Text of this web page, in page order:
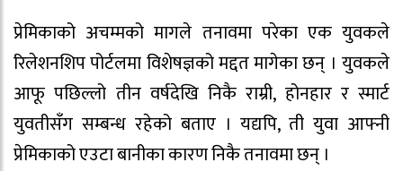
प्रेमिकाको अचम्मको मागले तनावमा परेका एक युवकले
रिलेशनशिप पोर्टलमा विशेषज्ञको मद्दत मागेका छन् । युवकले
आफू पछिल्लो तीन वर्षदेखि निकै राम्री, होनहार र स्मार्ट
युवतीसँग सम्बन्ध रहेको बताए । यद्यपि, ती युवा आफ्नी
प्रेमिकाको एउटा बानीका कारण निकै तनावमा छन् ।